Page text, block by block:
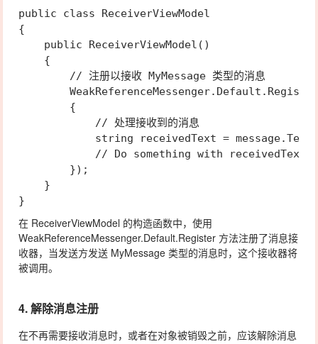
public class ReceiverViewModel
{
    public ReceiverViewModel()
    {
        // 注册以接收 MyMessage 类型的消息
        {
            // 处理接收到的消息
string receivedText =
            // Do something with receivedText
        });
    }
在 ReceiverViewModel 的构造函数中，使用
WeakReferenceMessenger.Default.Register 方法注册了消息接
收器，当发送方发送 MyMessage 类型的消息时，这个接收器将
被调用。
4. 解除消息注册
在不再需要接收消息时，或者在对象被销毁之前，应该解除消息